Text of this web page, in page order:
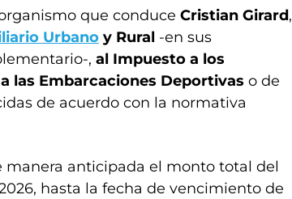
que conduce Cristian Girard,
Urbano y Rural -en sus
, al Impuesto a los
las Embarcaciones Deportivas o de
de acuerdo con la normativa
manera anticipada el monto total del
hasta la fecha de vencimiento de